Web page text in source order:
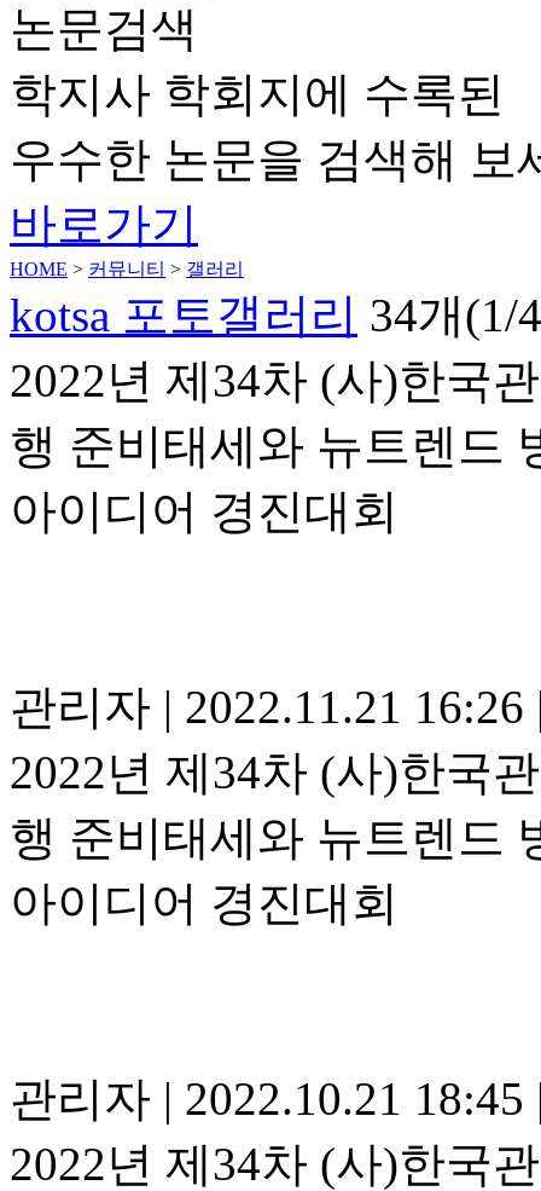
논문검색
학지사 학회지에 수록된
우수한 논문을 검색해 보
바로가기
HOME > 커뮤니티 > 갤러리
kotsa 포토갤러리 34개(1/
2022년 제34차 (사)한국
행 준비태세와 뉴트렌드
아이디어 경진대회
관리자 | 2022.11.21 16:26
2022년 제34차 (사)한국
행 준비태세와 뉴트렌드
아이디어 경진대회
관리자 | 2022.10.21 18:45
2022년 제34차 (사)한국